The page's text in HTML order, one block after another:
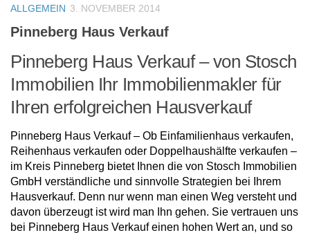
ALLGEMEIN 3. NOVEMBER 2014
Pinneberg Haus Verkauf
Pinneberg Haus Verkauf – von Stosch
Immobilien Ihr Immobilienmakler für
Ihren erfolgreichen Hausverkauf
Pinneberg Haus Verkauf – Ob Einfamilienhaus verkaufen,
Reihenhaus verkaufen oder Doppelhaushälfte verkaufen –
im Kreis Pinneberg bietet Ihnen die von Stosch Immobilien
GmbH verständliche und sinnvolle Strategien bei Ihrem
Hausverkauf. Denn nur wenn man einen Weg versteht und
davon überzeugt ist wird man Ihn gehen. Sie vertrauen uns
bei Pinneberg Haus Verkauf einen hohen Wert an, und so